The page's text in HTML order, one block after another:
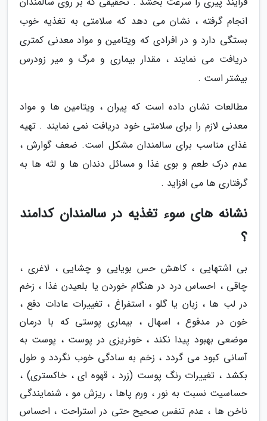
انجام گرفته ، نشان می دهد که سلامتی به تغذیه خوب
بستگی دارد و در افرادی که ویتامین و مواد معدنی کمتری
دریافت می نمایند ، مقدار بیماری و مرگ و میر زودرس
بیشتر است .
مطالعات نشان داده است که پیران ، ویتامین ها و مواد
معدنی لازم را برای سلامتی خود دریافت نمی نمایند . تهیه
غذای مناسب برای سالمندان مشکل است. ضعف گوارش ،
عدم درک طعم و بوی غذا و مسائل دندان ها و لثه ها به
گرفتاری ها می افزاید .
نشانه های سوء تغذیه در سالمندان کدامند
؟
بی اشتهایی ، کاهش حس بویایی و چشایی ، لاغری ،
چاقی ، احساس درد در هنگام خوردن یا بلعیدن غذا ، زخم
در لب ها ، زبان یا گلو ، استفراغ ، تغییرات عادات دفع ،
خون در مدفوع ، اسهال ، بیماری پوستی که با درمان
موضعی بهبود پیدا نکند ، خونریزی در پوست ، پوست به
آسانی کبود می گردد ، زخم به سادگی خوب نگردد و طول
بکشد ، تغییرات رنگ پوست (زرد ، قهوه ای ، خاکستری) ،
حساسیت نسبت به نور ، ورم پاها ، ریزش مو ، شنمایندگی
ناخن ها ، عدم تنفس صحیح حتی در استراحت ، احساس